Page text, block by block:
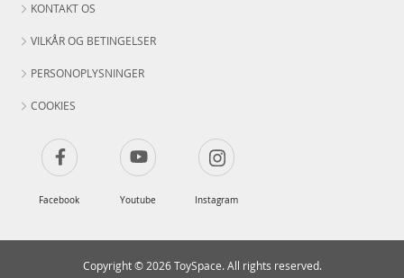
KONTAKT OS
VILKÅR OG BETINGELSER
PERSONOPLYSNINGER
COOKIES
Facebook Youtube Instagram
Copyright © 2026 ToySpace. All rights reserved.